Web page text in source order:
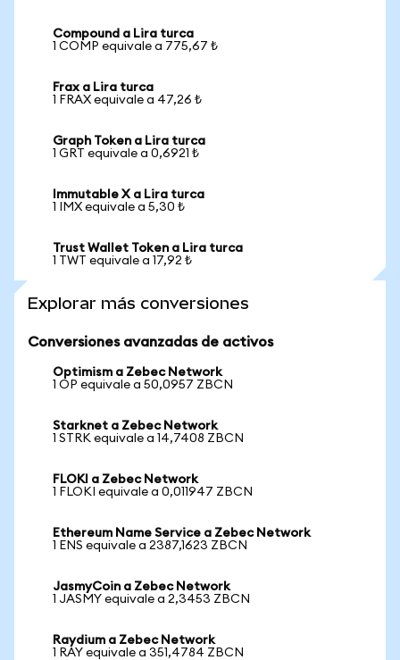
Compound a Lira turca
1 COMP equivale a 775,67 ₺
Frax a Lira turca
1 FRAX equivale a 47,26 ₺
Graph Token a Lira turca
1 GRT equivale a 0,6921 ₺
Immutable X a Lira turca
1 IMX equivale a 5,30 ₺
Trust Wallet Token a Lira turca
1 TWT equivale a 17,92 ₺
Explorar más conversiones
Conversiones avanzadas de activos
Optimism a Zebec Network
1 OP equivale a 50,0957 ZBCN
Starknet a Zebec Network
1 STRK equivale a 14,7408 ZBCN
FLOKI a Zebec Network
1 FLOKI equivale a 0,011947 ZBCN
Ethereum Name Service a Zebec Network
1 ENS equivale a 2387,1623 ZBCN
JasmyCoin a Zebec Network
1 JASMY equivale a 2,3453 ZBCN
Raydium a Zebec Network
1 RAY equivale a 351,4784 ZBCN